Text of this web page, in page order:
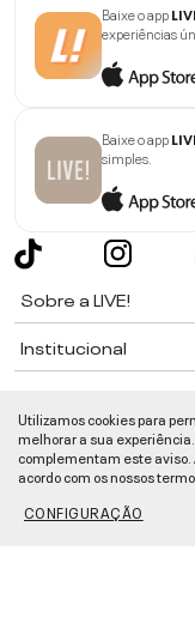
Baixe o app
experiências
Baixe o app
simples.
Sobre a LIVE!
Institucional
Ajuda
Segurança e
LIVE!©2026- TODOS OS
Utilizamos cookies para
melhorar a sua
complementam este aviso.
acordo com os nossos
CONFIGURAÇÃO